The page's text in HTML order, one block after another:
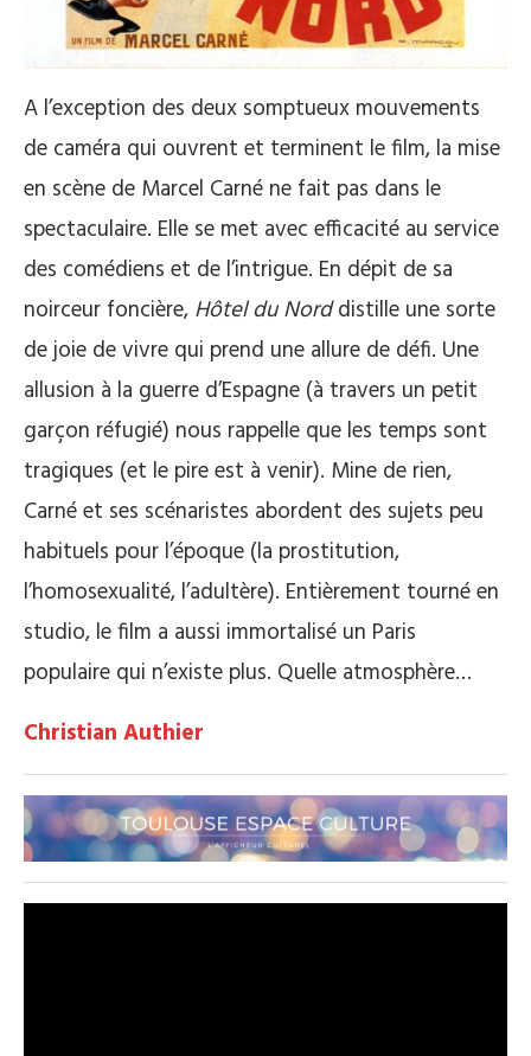
A l’exception des deux somptueux mouvements
de caméra qui ouvrent et terminent le film, la mise
en scène de Marcel Carné ne fait pas dans le
spectaculaire. Elle se met avec efficacité au service
des comédiens et de l’intrigue. En dépit de sa
noirceur foncière, Hôtel du Norddistille une sorte
de joie de vivre qui prend une allure de défi. Une
allusion à la guerre d’Espagne (à travers un petit
garçon réfugié) nous rappelle que les temps sont
tragiques (et le pire est à venir). Mine de rien,
Carné et ses scénaristes abordent des sujets peu
habituels pour l’époque (la prostitution,
l’homosexualité, l’adultère). Entièrement tourné en
studio, le film a aussi immortalisé un Paris
populaire qui n’existe plus. Quelle atmosphère…
Christian Authier